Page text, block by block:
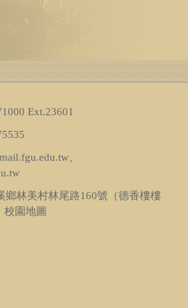
Ext.23601
、
鄉林美村林尾路160號（德香樓樓
校園地圖